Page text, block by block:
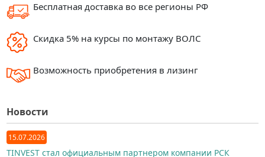
Бесплатная доставка во все регионы РФ
Скидка 5% на курсы по монтажу ВОЛС
Возможность приобретения в лизинг
Новости
15.07.2026
TINVEST стал официальным партнером компании РСК